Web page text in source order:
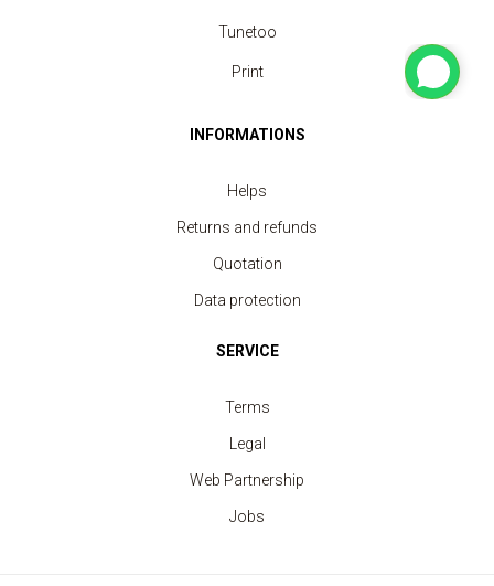
Tunetoo
Print
INFORMATIONS
Helps
Returns and refunds
Quotation
Data protection
SERVICE
Terms
Legal
Web Partnership
Jobs